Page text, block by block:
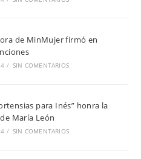
de MinMujer firmó en
/ SIN COMENTARIOS
para Inés” honra la
María León
/ SIN COMENTARIOS